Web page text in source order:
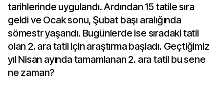
tarihlerinde uygulandı. Ardından 15 tatile sıra
geldi ve Ocak sonu, Şubat başı aralığında
sömestr yaşandı. Bugünlerde ise sıradaki tatil
olan 2. ara tatil için araştırma başladı. Geçtiğimiz
yıl Nisan ayında tamamlanan 2. ara tatil bu sene
ne zaman?